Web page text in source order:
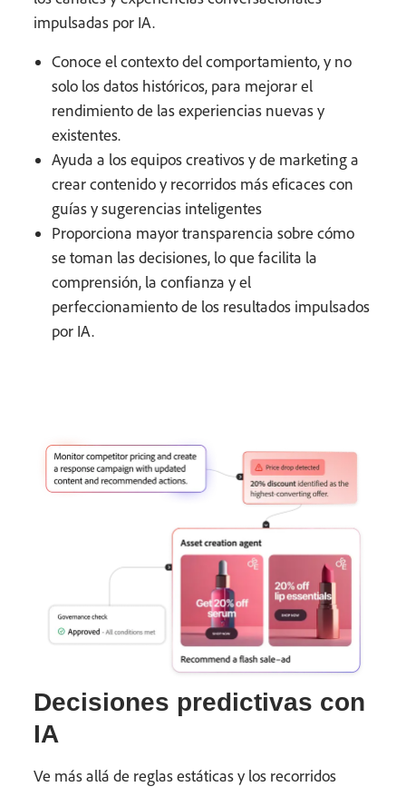
impulsadas por IA.
Conoce el contexto del comportamiento, y no
solo los datos históricos, para mejorar el
rendimiento de las experiencias nuevas y
existentes.
Ayuda a los equipos creativos y de marketing a
crear contenido y recorridos más eficaces con
guías y sugerencias inteligentes
Proporciona mayor transparencia sobre cómo
se toman las decisiones, lo que facilita la
comprensión, la confianza y el
perfeccionamiento de los resultados impulsados
por IA.
Decisiones predictivas con
IA
Ve más allá de reglas estáticas y los recorridos